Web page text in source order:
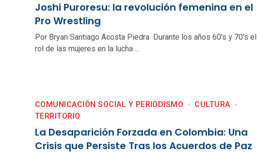
Joshi Puroresu: la revolución femenina en el
Pro Wrestling
Por Bryan Santiago Acosta Piedra Durante los años 60's y 70's el
rol de las mujeres en la lucha ...
La Desaparición Forzada en Colombia: Una
Crisis que Persiste Tras los Acuerdos de Paz
COMUNICACIÓN SOCIAL Y PERIODISMO
CULTURA
TERRITORIO